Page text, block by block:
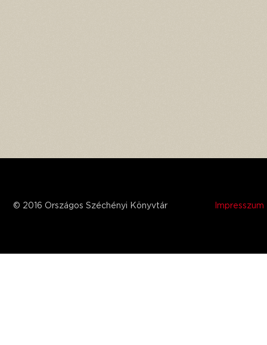
© 2016 Országos Széchényi Könyvtár Impresszum